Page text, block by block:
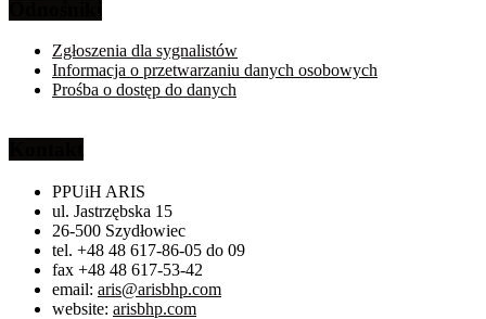
Zgłoszenia dla sygnalistów
Informacja o przetwarzaniu danych osobowych
Prośba o dostęp do danych
PPUiH ARIS
ul. Jastrzębska 15
26-500 Szydłowiec
tel. +48 48 617-86-05 do 09
fax +48 48 617-53-42
email: aris@arisbhp.com
website: arisbhp.com